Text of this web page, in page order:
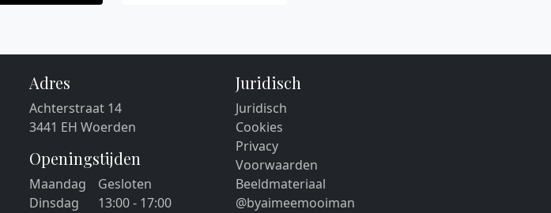
Adres
Achterstraat 14
3441 EH Woerden
Openingstijden
Maandag
Gesloten
Dinsdag
13:00 - 17:00
Juridisch
Juridisch
Cookies
Privacy
Voorwaarden
Beeldmateriaal
@byaimeemooiman